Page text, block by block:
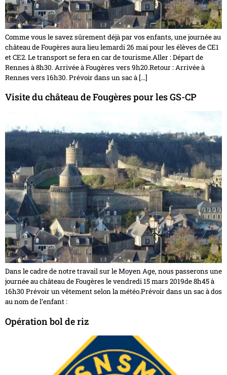
Comme vous le savez sûrement déjà par vos enfants, une journée au
château de Fougères aura lieu lemardi 26 mai pour les élèves de CE1
et CE2. Le transport se fera en car de tourisme.Aller : Départ de
Rennes à 8h30. Arrivée à Fougères vers 9h20.Retour : Arrivée à
Rennes vers 16h30. Prévoir dans un sac à […]
Visite du château de Fougères pour les GS-CP
Dans le cadre de notre travail sur le Moyen Age, nous passerons une
journée au château de Fougères le vendredi 15 mars 2019de 8h45 à
16h30 Prévoir un vêtement selon la météo.Prévoir dans un sac à dos
au nom de l’enfant :
Opération bol de riz